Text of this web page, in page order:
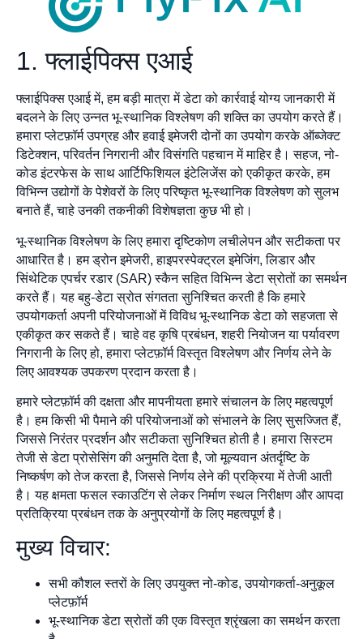
1. फ्लाईपिक्स एआई
फ्लाईपिक्स एआई में, हम बड़ी मात्रा में डेटा को कार्रवाई योग्य जानकारी में
बदलने के लिए उन्नत भू-स्थानिक विश्लेषण की शक्ति का उपयोग करते हैं।
हमारा प्लेटफ़ॉर्म उपग्रह और हवाई इमेजरी दोनों का उपयोग करके ऑब्जेक्ट
डिटेक्शन, परिवर्तन निगरानी और विसंगति पहचान में माहिर है। सहज, नो-
कोड इंटरफेस के साथ आर्टिफिशियल इंटेलिजेंस को एकीकृत करके, हम
विभिन्न उद्योगों के पेशेवरों के लिए परिष्कृत भू-स्थानिक विश्लेषण को सुलभ
बनाते हैं, चाहे उनकी तकनीकी विशेषज्ञता कुछ भी हो।
भू-स्थानिक विश्लेषण के लिए हमारा दृष्टिकोण लचीलेपन और सटीकता पर
आधारित है। हम ड्रोन इमेजरी, हाइपरस्पेक्ट्रल इमेजिंग, लिडार और
सिंथेटिक एपर्चर रडार (SAR) स्कैन सहित विभिन्न डेटा स्रोतों का समर्थन
करते हैं। यह बहु-डेटा स्रोत संगतता सुनिश्चित करती है कि हमारे
उपयोगकर्ता अपनी परियोजनाओं में विविध भू-स्थानिक डेटा को सहजता से
एकीकृत कर सकते हैं। चाहे वह कृषि प्रबंधन, शहरी नियोजन या पर्यावरण
निगरानी के लिए हो, हमारा प्लेटफ़ॉर्म विस्तृत विश्लेषण और निर्णय लेने के
लिए आवश्यक उपकरण प्रदान करता है।
हमारे प्लेटफ़ॉर्म की दक्षता और मापनीयता हमारे संचालन के लिए महत्वपूर्ण
है। हम किसी भी पैमाने की परियोजनाओं को संभालने के लिए सुसज्जित हैं,
जिससे निरंतर प्रदर्शन और सटीकता सुनिश्चित होती है। हमारा सिस्टम
तेजी से डेटा प्रोसेसिंग की अनुमति देता है, जो मूल्यवान अंतर्दृष्टि के
निष्कर्षण को तेज करता है, जिससे निर्णय लेने की प्रक्रिया में तेजी आती
है। यह क्षमता फसल स्काउटिंग से लेकर निर्माण स्थल निरीक्षण और आपदा
प्रतिक्रिया प्रबंधन तक के अनुप्रयोगों के लिए महत्वपूर्ण है।
मुख्य विचार:
सभी कौशल स्तरों के लिए उपयुक्त नो-कोड, उपयोगकर्ता-अनुकूल
प्लेटफ़ॉर्म
भू-स्थानिक डेटा स्रोतों की एक विस्तृत श्रृंखला का समर्थन करता